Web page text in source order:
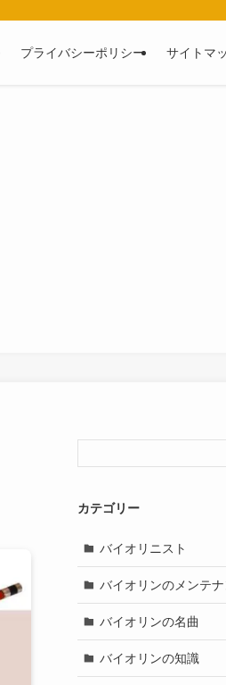
プライバシーポリシー サイトマ
カテゴリー
バイオリニスト
バイオリンのメンテナ
バイオリンの名曲
バイオリンの知識